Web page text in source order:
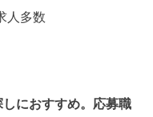
人多数
におすすめ。応募職